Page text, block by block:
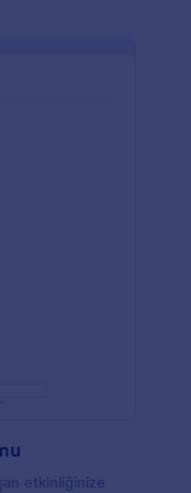
ödeme
zamanı
ödemeler için
etkinliğinize